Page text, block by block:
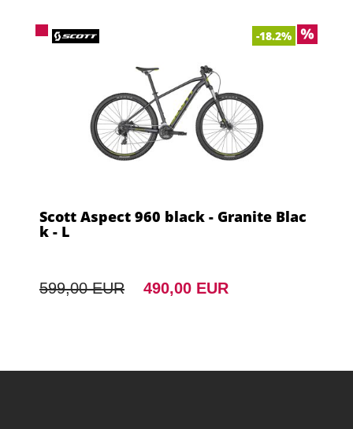
-18.2%
Scott Aspect 960 black - Granite Blac
k - L
599,00 EUR 490,00 EUR